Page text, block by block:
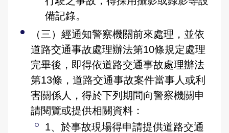
備記錄。
（三）經通知警察機關前來處理，並依
道路交通事故處理辦法第10條規定處理
完畢後，即得依道路交通事故處理辦法
第13條，道路交通事故案件當事人或利
害關係人，得於下列期間向警察機關申
請閱覽或提供相關資料：
1、於事故現場得申請提供道路交通